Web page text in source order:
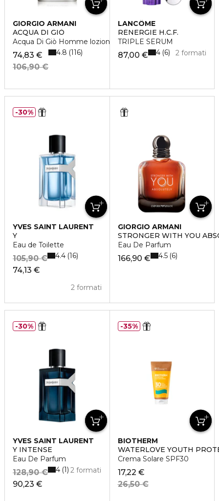
GIORGIO ARMANI
ACQUA DI GIÒ
Acqua Di Giò Homme lozione dopobarba
74,83 €
106,90 €
4.8 116
LANCÔME
RÉNERGIE H.C.F.
TRIPLE SERUM
87,00 € 2 formati
4 6
YVES SAINT LAURENT
Y
Eau de Toilette
74,13 €
105,90 €
2 formati
4.4 16
30%
GIORGIO ARMANI
STRONGER WITH YOU
Eau De Parfum
166,90 € 4.5 6
YVES SAINT LAURENT
Y INTENSE
Eau De Parfum
90,23 €
128,90 € 2 formati
4 1
30%
BIOTHERM
WATERLOVE YOUTH
Crema Solare SPF30
17,22 €
26,50 €
35%